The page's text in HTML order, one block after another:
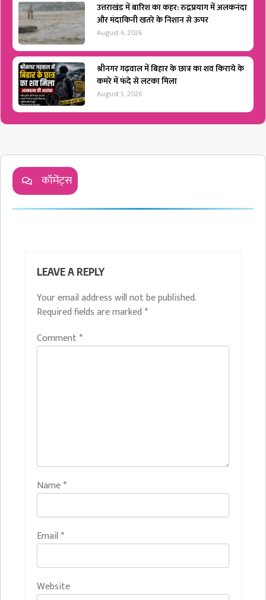
उत्तराखंड में बारिश का कहर: रुद्रप्रयाग में अलकनंदा
और मंदाकिनी खतरे के निशान से ऊपर
August 6, 2026
श्रीनगर गढ़वाल में बिहार के छात्र का शव किराये के
कमरे में फंदे से लटका मिला
August 5, 2026
कॉमेंट्स
LEAVE A REPLY
Your email address will not be published.
Required fields are marked *
Comment*
Name*
Email *
Website